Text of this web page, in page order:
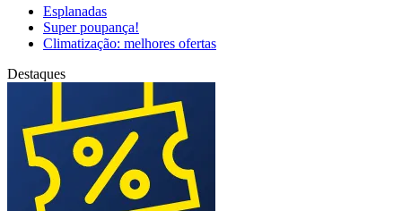
Esplanadas
Super poupança!
Climatização: melhores ofertas
Destaques